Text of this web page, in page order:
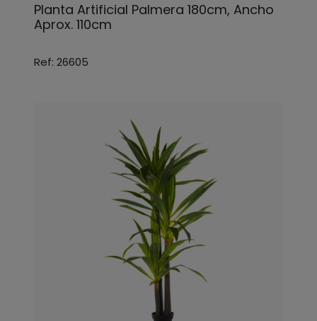
Planta Artificial Palmera 180cm, Ancho
Aprox. 110cm
Ref: 26605